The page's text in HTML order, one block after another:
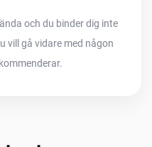
och du binder dig inte
vill gå vidare med någon